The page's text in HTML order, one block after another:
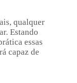
qualquer
Estando
essas
capaz de